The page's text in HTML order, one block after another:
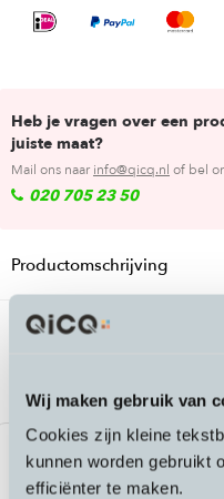
Wij maken gebruik van
Cookies zijn kleine
kunnen worden gebruikt
efficiënter te maken.
Heb je vragen over een
juiste maat?
Mail ons naar info@qicq.nl of bel
020 705 23 50
Productomschrijving